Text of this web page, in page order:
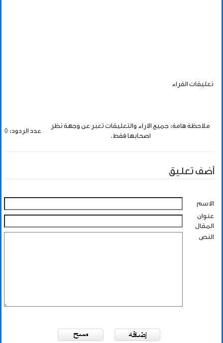
تعليقات القراء
ملاحظة هامة: جميع الاراء والتعليقات تعبر عن وجهة نظر
اصحابها فقط.
عدد الردود: 0
أضف تعليق
الاسم
عنوان
المقال
النص